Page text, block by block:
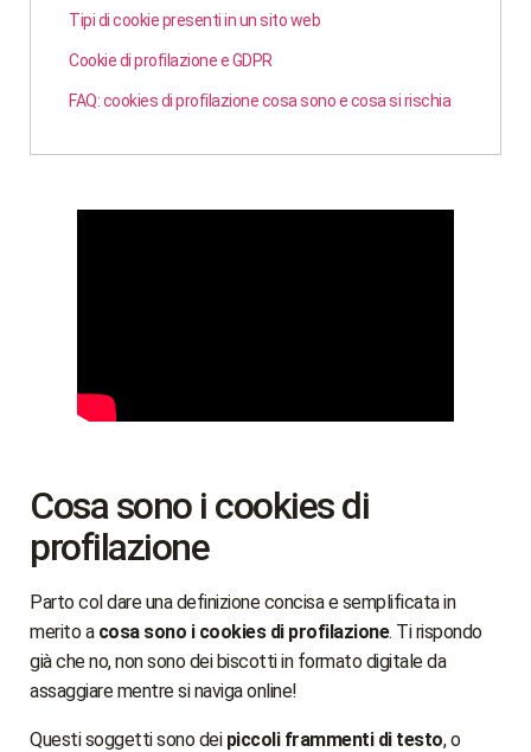
Tipi di cookie presenti in un sito web
Cookie di profilazione e GDPR
FAQ: cookies di profilazione cosa sono e cosa si rischia
Cosa sono i cookies di
profilazione
Parto col dare una definizione concisa e semplificata in
merito acosa sono i cookies di profilazione. Ti rispondo
già che no, non sono dei biscotti in formato digitale da
assaggiare mentre si naviga online!
Questi soggetti sono dei piccoli frammenti di testo, o